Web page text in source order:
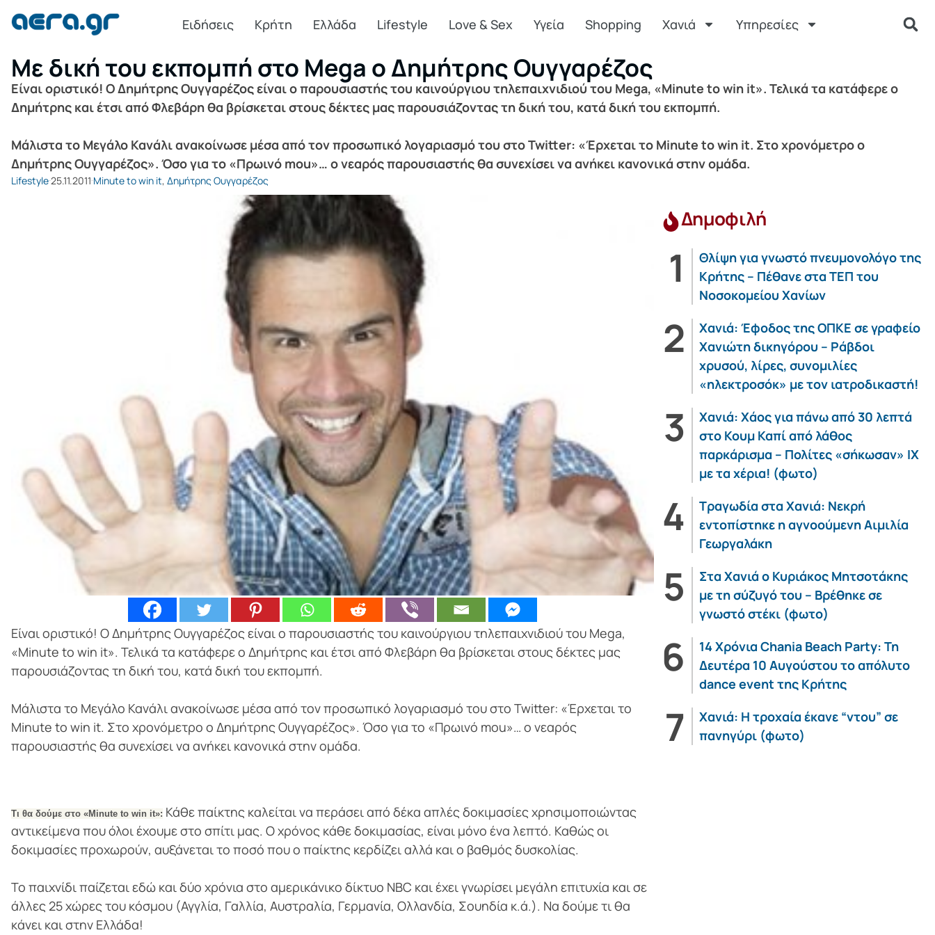
Ειδήσεις Κρήτη Ελλάδα Lifestyle Love & Sex Υγεία Shopping Χανιά Υπηρεσίες
Με δική του εκπομπή στο Mega ο Δημήτρης Ουγγαρέζος
Είναι οριστικό! Ο Δημήτρης Ουγγαρέζος είναι ο παρουσιαστής του καινούργιου τηλεπαιχνιδιού του Mega, «Minute to win it». Τελικά τα κατάφερε ο
Δημήτρης και έτσι από Φλεβάρη θα βρίσκεται στους δέκτες μας παρουσιάζοντας τη δική του, κατά δική του εκπομπή.
Μάλιστα το Μεγάλο Κανάλι ανακοίνωσε μέσα από τον προσωπικό λογαριασμό του στο Twitter: «Έρχεται το Minute to win it. Στο χρονόμετρο ο
Δημήτρης Ουγγαρέζος». Όσο για το «Πρωινό mou»… ο νεαρός παρουσιαστής θα συνεχίσει να ανήκει κανονικά στην ομάδα.
Lifestyle25.11.2011 Minute to win it, Δημήτρης Ουγγαρέζος
Είναι οριστικό! Ο Δημήτρης Ουγγαρέζος είναι ο παρουσιαστής του καινούργιου τηλεπαιχνιδιού του Mega,
«Minute to win it». Τελικά τα κατάφερε ο Δημήτρης και έτσι από Φλεβάρη θα βρίσκεται στους δέκτες μας
παρουσιάζοντας τη δική του, κατά δική του εκπομπή.
Μάλιστα το Μεγάλο Κανάλι ανακοίνωσε μέσα από τον προσωπικό λογαριασμό του στο Twitter: «Έρχεται το
Minute to win it. Στο χρονόμετρο ο Δημήτρης Ουγγαρέζος». Όσο για το «Πρωινό mou»… ο νεαρός
παρουσιαστής θα συνεχίσει να ανήκει κανονικά στην ομάδα.
Τι θα δούμε στο «Minute to win it»: Κάθε παίκτης καλείται να περάσει από δέκα απλές δοκιμασίες χρησιμοποιώντας
αντικείμενα που όλοι έχουμε στο σπίτι μας. Ο χρόνος κάθε δοκιμασίας, είναι μόνο ένα λεπτό. Καθώς οι
δοκιμασίες προχωρούν, αυξάνεται το ποσό που ο παίκτης κερδίζει αλλά και ο βαθμός δυσκολίας.
Το παιχνίδι παίζεται εδώ και δύο χρόνια στο αμερικάνικο δίκτυο NBC και έχει γνωρίσει μεγάλη επιτυχία και σε
άλλες 25 χώρες του κόσμου (Αγγλία, Γαλλία, Αυστραλία, Γερμανία, Ολλανδία, Σουηδία κ.ά.). Να δούμε τι θα
κάνει και στην Ελλάδα!
Δημοφιλή
Θλίψη για γνωστό πνευμονολόγο της
Κρήτης – Πέθανε στα ΤΕΠ του
Νοσοκομείου Χανίων
Χανιά: Έφοδος της ΟΠΚΕ σε γραφείο
Χανιώτη δικηγόρου – Ράβδοι
χρυσού, λίρες, συνομιλίες
«ηλεκτροσόκ» με τον ιατροδικαστή!
Χανιά: Χάος για πάνω από 30 λεπτά
στο Κουμ Καπί από λάθος
παρκάρισμα – Πολίτες «σήκωσαν» ΙΧ
με τα χέρια! (φωτο)
Τραγωδία στα Χανιά: Νεκρή
εντοπίστηκε η αγνοούμενη Αιμιλία
Γεωργαλάκη
Στα Χανιά ο Κυριάκος Μητσοτάκης
με τη σύζυγό του – Βρέθηκε σε
γνωστό στέκι (φωτο)
14 Χρόνια Chania Beach Party: Τη
Δευτέρα 10 Αυγούστου το απόλυτο
dance event της Κρήτης
Χανιά: Η τροχαία έκανε “ντου” σε
πανηγύρι (φωτο)